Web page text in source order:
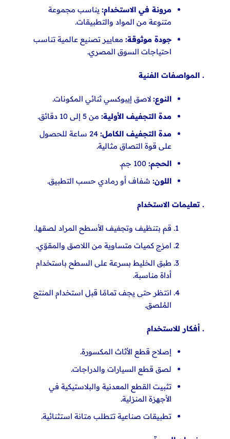
مرونة في الاستخدام:يناسب مجموعة
متنوعة من المواد والتطبيقات.
جودة موثوقة:معايير تصنيع عالمية تناسب
احتياجاتالسوق المصري.
. المواصفات الفنية
النوع:لاصق إيبوكسي ثنائي المكونات.
مدة التجفيف الأولية:من 5 إلى 10 دقائق.
مدة التجفيف الكامل:
24 ساعة للحصول
على قوة التصاق مثالية.
الحجم:100 جم.
اللون:شفاف أو رمادي حسب التطبيق.
. تعليمات الاستخدام
قم بتنظيف وتجفيف الأسطح المراد لصقها.
امزج كميات متساوية من اللاصق والمقوّي.
طبق الخليط بسرعة على السطح باستخدام
أداة مناسبة.
انتظر حتى يجف تمامًا قبل استخدام المنتج
المُلصق.
. أفكار للاستخدام
إصلاح قطع الأثاث المكسورة.
لصق قطع السيارات والدراجات.
تثبيت القطع المعدنية والبلاستيكية في
الأجهزة المنزلية.
تطبيقات صناعية تتطلب متانة استثنائية.